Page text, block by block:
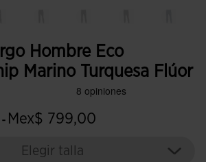
Hombre Eco
Marino Turquesa Flúor
- Mex$ 799,00
Elegir talla